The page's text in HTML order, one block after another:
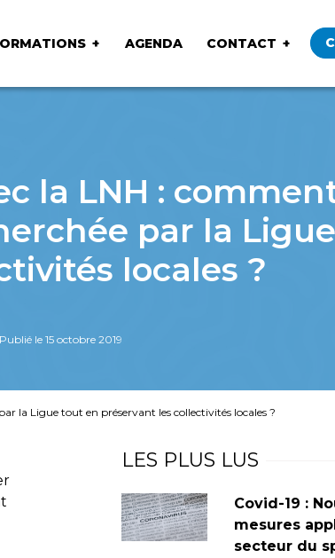
AGENDA CONTACT
la LNH :
par la
locales ?
le 15 octobre 2019
la Ligue tout en préservant les collectivités locales ?
LES PLUS LUS
Covid-19 :
mesures
secteur du